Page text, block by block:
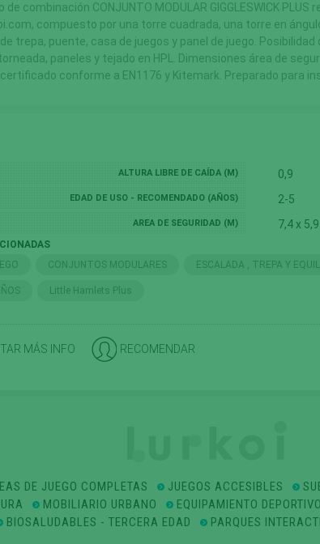
combinación CONJUNTO MODULAR GIGGLESWICK
compuesto por una torre cuadrada, una torre en
trepa, puente, casa de juegos y panel de juego.
paneles y tejado en HPL. Dimensiones área de
conforme a EN1176 y Kitemark. Preparado para
ALTURA LIBRE DE CAÍDA (M) 0,9
EDAD DE USO - RECOMENDADO (AÑOS) 2-5
AREA DE SEGURIDAD (M) 7,4 x
CONJUNTOS MODULARES ESCALADA , TREPA Y
Little Hamlets Plus
MÁS INFO RECOMENDAR
DE JUEGO COMPLETAS JUEGOS ACCESIBLES
MOBILIARIO URBANO EQUIPAMIENTO DEPORTIVO
BIOSALUDABLES - TERCERA EDAD
PARQUES